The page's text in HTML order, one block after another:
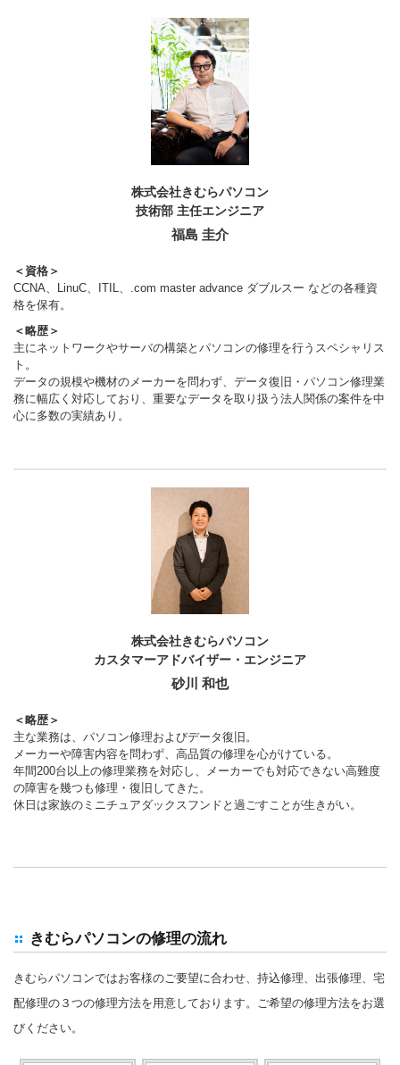
株式会社きむらパソコン
技術部 主任エンジニア
福島 圭介
＜資格＞
CCNA、LinuC、ITIL、.com master advance ダブルスー などの各種資
格を保有。
＜略歴＞
主にネットワークやサーバの構築とパソコンの修理を行うスペシャリス
ト。
データの規模や機材のメーカーを問わず、データ復旧・パソコン修理業
務に幅広く対応しており、重要なデータを取り扱う法人関係の案件を中
心に多数の実績あり。
株式会社きむらパソコン
カスタマーアドバイザー・エンジニア
砂川 和也
＜略歴＞
主な業務は、パソコン修理およびデータ復旧。
メーカーや障害内容を問わず、高品質の修理を心がけている。
年間200台以上の修理業務を対応し、メーカーでも対応できない高難度
の障害を幾つも修理・復旧してきた。
休日は家族のミニチュアダックスフンドと過ごすことが生きがい。
きむらパソコンの修理の流れ
きむらパソコンではお客様のご要望に合わせ、持込修理、出張修理、宅
配修理の３つの修理方法を用意しております。ご希望の修理方法をお選
びください。